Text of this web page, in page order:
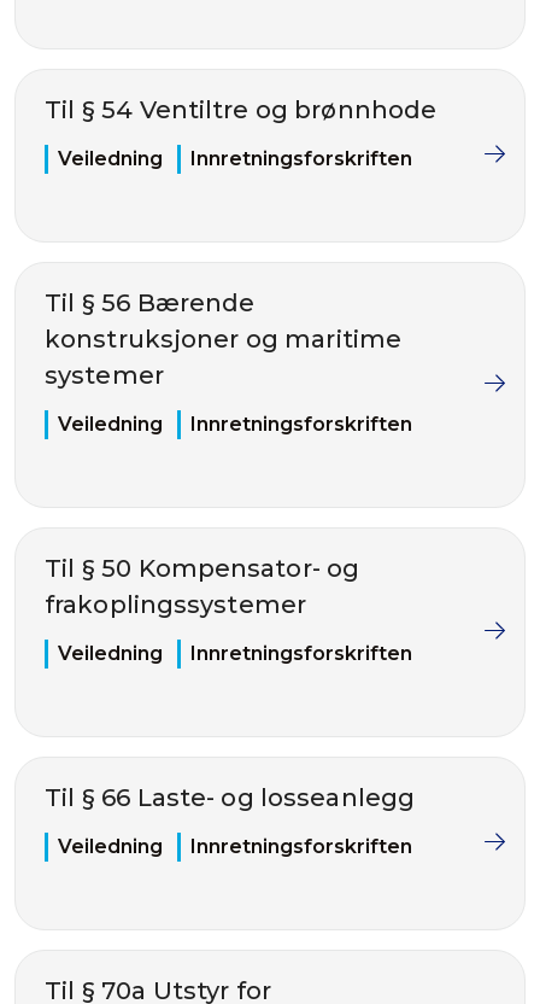
Til § 54 Ventiltre og brønnhode
Veiledning Innretningsforskriften
Til § 56 Bærende
konstruksjoner og maritime
systemer
Veiledning Innretningsforskriften
Til § 50 Kompensator- og
frakoplingssystemer
Veiledning Innretningsforskriften
Til § 66 Laste- og losseanlegg
Veiledning Innretningsforskriften
Til § 70a Utstyr for